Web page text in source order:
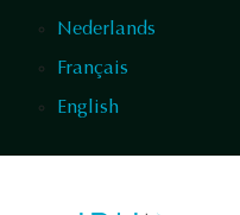
Nederlands
Français
English